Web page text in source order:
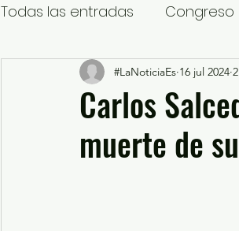
Todas las entradas Congreso
Nacional
Educación y Cultura
Carlos
muerte de
#LaNoticiaEs 16 jul 2024